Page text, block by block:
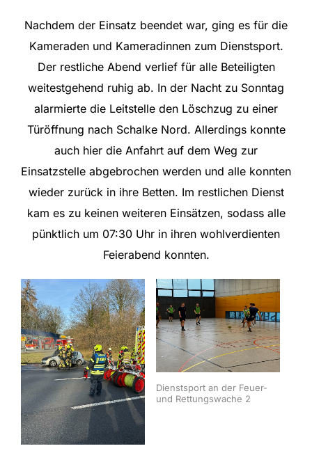
Nachdem der Einsatz beendet war, ging es für die
Kameraden und Kameradinnen zum Dienstsport.
Der restliche Abend verlief für alle Beteiligten
weitestgehend ruhig ab. In der Nacht zu Sonntag
alarmierte die Leitstelle den Löschzug zu einer
Türöffnung nach Schalke Nord. Allerdings konnte
auch hier die Anfahrt auf dem Weg zur
Einsatzstelle abgebrochen werden und alle konnten
wieder zurück in ihre Betten. Im restlichen Dienst
kam es zu keinen weiteren Einsätzen, sodass alle
pünktlich um 07:30 Uhr in ihren wohlverdienten
Feierabend konnten.
Dienstsport an der Feuer-
und Rettungswache 2